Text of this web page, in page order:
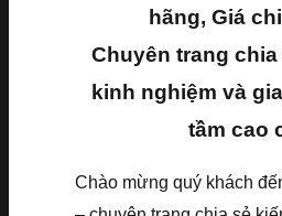
hãng, Giá
Chuyên trang
kinh nghiệm và
tầm cao
Chào mừng quý khách